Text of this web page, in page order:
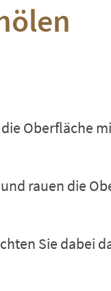
Oberfläche
rauen die
Sie dabei